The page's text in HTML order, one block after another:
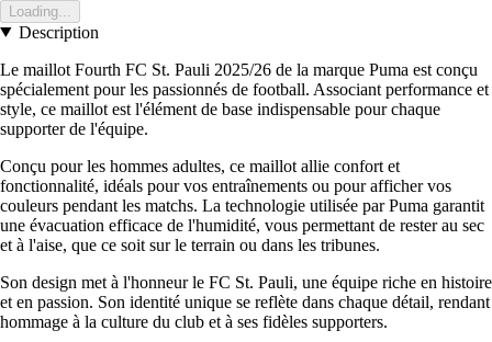
Loading...
Description
Le maillot Fourth FC St. Pauli 2025/26 de la marque Puma est conçu
spécialement pour les passionnés de football. Associant performance et
style, ce maillot est l'élément de base indispensable pour chaque
supporter de l'équipe.
Conçu pour les hommes adultes, ce maillot allie confort et
fonctionnalité, idéals pour vos entraînements ou pour afficher vos
couleurs pendant les matchs. La technologie utilisée par Puma garantit
une évacuation efficace de l'humidité, vous permettant de rester au sec
et à l'aise, que ce soit sur le terrain ou dans les tribunes.
Son design met à l'honneur le FC St. Pauli, une équipe riche en histoire
et en passion. Son identité unique se reflète dans chaque détail, rendant
hommage à la culture du club et à ses fidèles supporters.